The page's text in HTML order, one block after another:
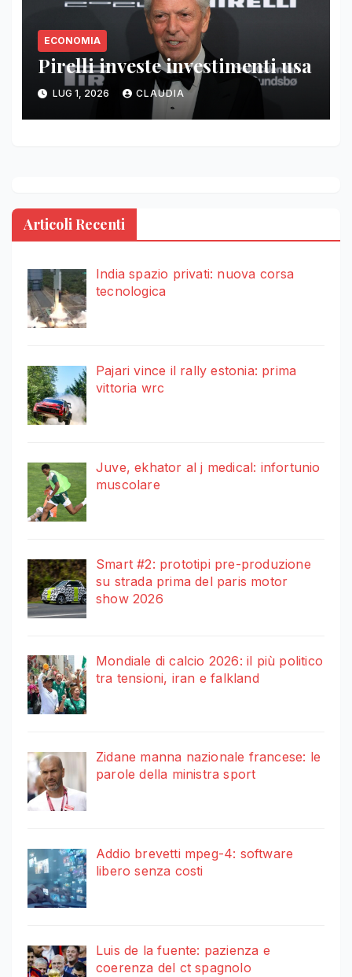
ECONOMIA
Pirelli investe investimenti usa
LUG 1, 2026 CLAUDIA
Articoli Recenti
India spazio privati: nuova corsa
tecnologica
Pajari vince il rally estonia: prima
vittoria wrc
Juve, ekhator al j medical: infortunio
muscolare
Smart #2: prototipi pre-produzione
su strada prima del paris motor
show 2026
Mondiale di calcio 2026: il più politico
tra tensioni, iran e falkland
Zidane manna nazionale francese: le
parole della ministra sport
Addio brevetti mpeg-4: software
libero senza costi
Luis de la fuente: pazienza e
coerenza del ct spagnolo